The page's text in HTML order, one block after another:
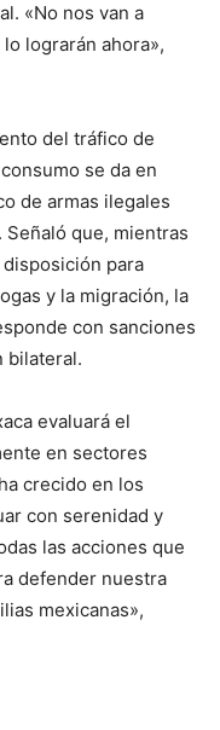
«No nos van a
lograrán ahora»,
del tráfico de
se da en
de armas ilegales
que, mientras
para
y la migración, la
con sanciones
bilateral.
evaluará el
en sectores
crecido en los
con serenidad y
las acciones que
defender nuestra
mexicanas»,